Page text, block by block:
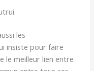
les
insiste pour faire
le meilleur lien entre